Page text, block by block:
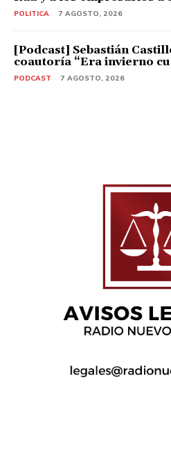
POLITICA 7 AGOSTO, 2026
[Podcast] Sebastián
coautoría “Era invierno
PODCAST 7 AGOSTO, 2026